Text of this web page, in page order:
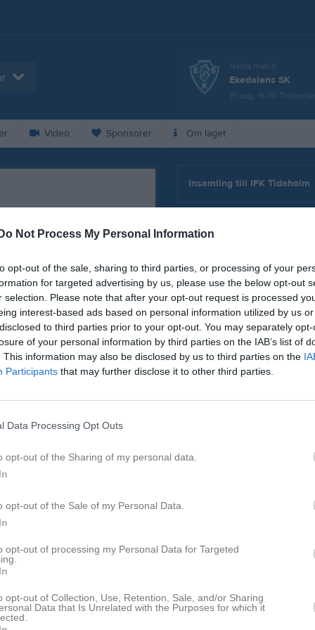
Do Not Process My Personal Information
opt-out of the sale, sharing to third parties, or processing of your
for targeted advertising by us, please use the below opt-out
selection. Please note that after your opt-out request is processed
interest-based ads based on personal information utilized by us
to third parties prior to your opt-out. You may separately
of your personal information by third parties on the IAB’s list of
This information may also be disclosed by us to third parties on the
Participants that may further disclose it to other third parties.
Data Processing Opt Outs
opt-out of the Sharing of my personal data.
opt-out of the Sale of my Personal Data.
opt-out of processing my Personal Data for Targeted
opt-out of Collection, Use, Retention, Sale, and/or Sharing
Data that Is Unrelated with the Purposes for which it
Nästa match
Ekedalens SK
15 aug, 16:00
Video Sponsorer Om laget
chanser att göra mål första
målvakt gjorde en bra
Hjo var stressade. Matchen
kraftig vind och minst sagt
defensivt och nosar på mål
behöver inte göra en
av andra hl då vi tappar
hela planen. Marios gör sin
vilket känns bra. Fabbe
och smeker också
bra och gör goda
bra vecka och åka till en härlig
Dela på Twitter
Insamling till IFK Tidaholm
På gång
Träning
Träning
Träning
Träning
Ekedalens SK (hemma)
29 jun
Vinster i kontantlotteri